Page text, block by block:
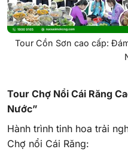
Tour Cồn Sơn cao cấp:
Tour Chợ Nổi Cái Răng
Nước”
Hành trình tinh hoa trải
Chợ nổi Cái Răng: